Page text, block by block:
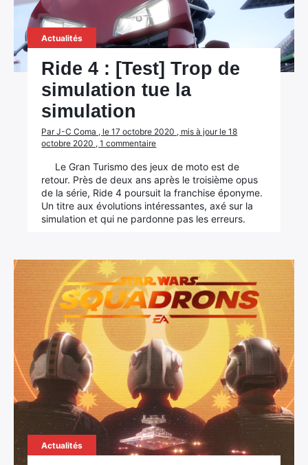
Actualités
Ride 4 : [Test] Trop de
simulation tue la
simulation
Par J-C Coma , le 17 octobre 2020 , mis à jour le 18
octobre 2020 , 1 commentaire
Le Gran Turismo des jeux de moto est de
retour. Près de deux ans après le troisième opus
de la série, Ride 4 poursuit la franchise éponyme.
Un titre aux évolutions intéressantes, axé sur la
simulation et qui ne pardonne pas les erreurs.
Actualités
: